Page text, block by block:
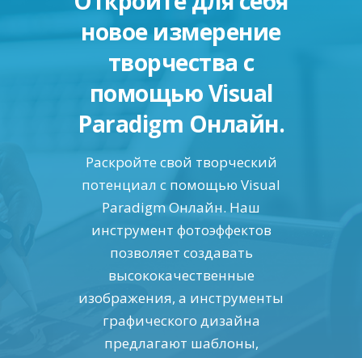
новое измерение
творчества с
помощью Visual
Paradigm Онлайн.
Раскройте свой творческий
потенциал с помощью Visual
Paradigm Онлайн. Наш
инструмент фотоэффектов
позволяет создавать
высококачественные
изображения, а инструменты
графического дизайна
предлагают шаблоны,